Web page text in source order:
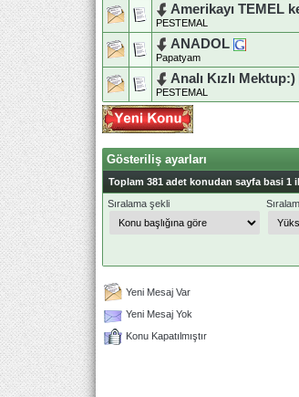
Amerikayı TEMEL
PESTEMAL
ANADOL
Papatyam
Analı Kızlı Mektup:)
PESTEMAL
Gösteriliş ayarları
Toplam 381 adet konudan sayfa basi 1
Sıralama şekli
Yeni Mesaj Var
Yeni Mesaj Yok
Konu Kapatılmıştır